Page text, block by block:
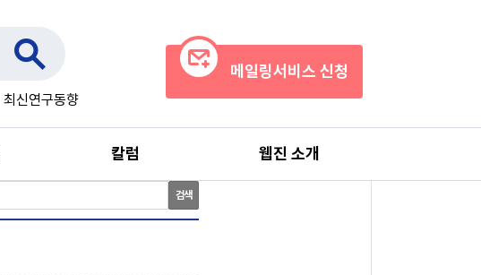
최신연구동향
메일링서비스 신청
칼럼 웹진 소개
검색